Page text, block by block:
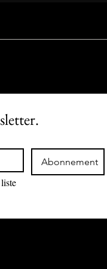
Abonnement